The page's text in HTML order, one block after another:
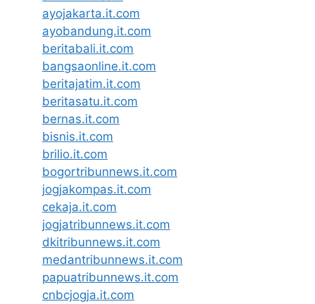
ayojakarta.it.com
ayobandung.it.com
beritabali.it.com
bangsaonline.it.com
beritajatim.it.com
beritasatu.it.com
bernas.it.com
bisnis.it.com
brilio.it.com
bogortribunnews.it.com
jogjakompas.it.com
cekaja.it.com
jogjatribunnews.it.com
dkitribunnews.it.com
medantribunnews.it.com
papuatribunnews.it.com
cnbcjogja.it.com